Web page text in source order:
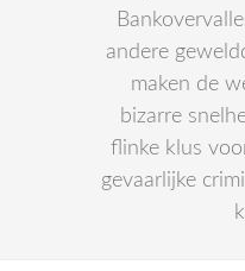
andere
maken de
bizarre
flinke klus
gevaarlijke